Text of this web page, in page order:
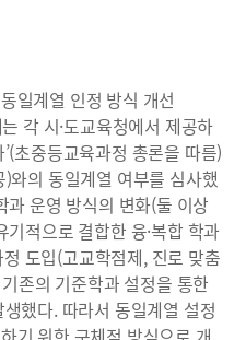
일계열 인정 방식 개선
각 시·도교육청에서 제공하
초중등교육과정 총론을 따름)
와의 동일계열 여부를 심사했
운영 방식의 변화(둘 이상
적으로 결합한 융·복합 학과
도입(고교학점제, 진로 맞춤
존의 기준학과 설정을 통한
했다. 따라서 동일계열 설정